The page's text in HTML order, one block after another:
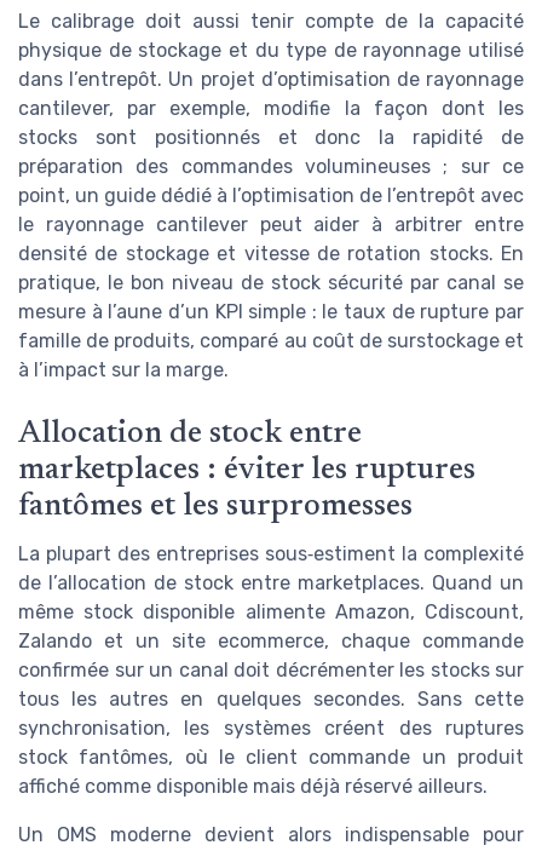
Le calibrage doit aussi tenir compte de la capacité
physique de stockage et du type de rayonnage utilisé
dans l’entrepôt. Un projet d’optimisation de rayonnage
cantilever, par exemple, modifie la façon dont les
stocks sont positionnés et donc la rapidité de
préparation des commandes volumineuses ; sur ce
point, un guide dédié à l’optimisation de l’entrepôt avec
le rayonnage cantilever peut aider à arbitrer entre
densité de stockage et vitesse de rotation stocks. En
pratique, le bon niveau de stock sécurité par canal se
mesure à l’aune d’un KPI simple : le taux de rupture par
famille de produits, comparé au coût de surstockage et
à l’impact sur la marge.
Allocation de stock entre
marketplaces : éviter les ruptures
fantômes et les surpromesses
La plupart des entreprises sous‑estiment la complexité
de l’allocation de stock entre marketplaces. Quand un
même stock disponible alimente Amazon, Cdiscount,
Zalando et un site ecommerce, chaque commande
confirmée sur un canal doit décrémenter les stocks sur
tous les autres en quelques secondes. Sans cette
synchronisation, les systèmes créent des ruptures
stock fantômes, où le client commande un produit
affiché comme disponible mais déjà réservé ailleurs.
Un OMS moderne devient alors indispensable pour